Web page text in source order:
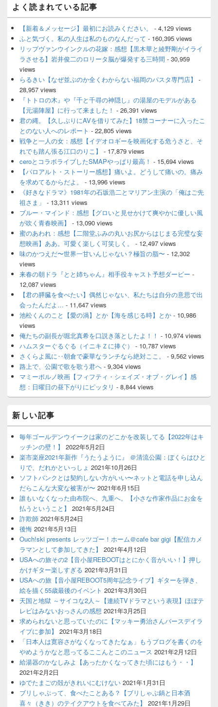
ン
サ
イ
バ
ィ
ェ
エ
ア
よく読まれている記事
【新着＆メッセージ】最初にお読みください。
- 4,129 views
ふと気づく。私の人生は私のものなんだって - 160,395 views
リップヴァンウインクルの花嫁：感想【黒木華と綾野剛がイライ
ラさせる】岩井俊二のロリータ脳が爆発する三時間 - 30,959
views
らるきい【なぜ並ぶのか全くわからない福岡のパスタ専門店】
-
28,957 views
『トトロの木』や『千と千尋の神隠し』の湯屋のモデルがある
【元湯陣屋】に行って来ました！ - 26,391 views
君の縄。【久しぶりにAVを借りてみた】18禁コーナーに入ったこ
とのない人へのレポート - 22,805 views
戦争と一人の女：感想【イデオロギーを映画化する危うさと、そ
れでも踏ん張る江口のりこ】
- 17,879 views
ceroとコラボライブしたSMAPやっぱり最高！ - 15,694 views
【パロアルト・ストーリー感想】痛いよ。どうして痛いの。痛み
を求めてるからだよ。
- 13,996 views
《好きなドラマ》1981年の石坂浩二とマリアン主演の「俺はご先
祖さま」 - 13,311 views
ブルー・マインド：感想【グロいと見せかけて爽やかに優しい風
が吹く青春映画】
- 13,090 views
蜜のあわれ：感想【二階堂ふみの丸いお尻からはじまる完璧な妄
想映画】ああ。可愛く楽しく可笑しく。
- 12,497 views
味のかつえだ〜世界一甘いんじゃない？極旨の脂〜 - 12,302
views
来春の朝ドラ『とと姉ちゃん』相手役キャスト予想ダービー -
12,087 views
【君の膵臓を食べたい】偶然じゃない、私たちは自分の意思で出
会ったんだよ… - 11,647 views
池松くんのこと【愛の渦】とか【海を感じる時】とか - 10,986
views
俺たちの副長が堀北真希を口説き落としたよ！！ - 10,974 views
ハムスターぐるぐる（イニキＺに捧ぐ）
- 10,787 views
さくらよ風に‥朝倉で豪華なランチなら絶対ここ。
- 9,562 views
路上で、公園で歌を歌う君へ - 9,304 views
マミーポルノ映画【フィフティ・シェイズ・オブ・グレイ】感
想：日曜日の昼下がりにピッタリ - 8,844 views
新しい記事
毎年ゴールデンウイークは家のどこかを改装してる【2022年はキ
ッチンの壁！】
2022年5月2日
楽市楽座2021年新作『うたうように』 ＠清流公園：ぼくらはひと
りで、だれかといっしょ 2021年10月26日
ソフトバンクとは契約しない方がいい〜ネットと電話を申し込ん
だらこんな大変な被害が〜 2021年6月15日
誰もいなくなった由布院へ、九重へ。【小さな作家作品にお金を
払うということ】
2021年5月24日
詐欺師 2021年5月24日
後悔 2021年5月13日
Ouch!ski presents レッツゴー！ホーム＠cafe bar gigi【配信カメ
ラマンとして参加してきた】
2021年4月12日
USAへの旅その2【音小屋REBOOTはとにかく音がいい！】押し
かけギター楽しすぎる 2021年3月31日
USAへの旅【音小屋REBOOT5周年記念ライブ】ギターを弾き、
絵を描く55歳最後のイベント 2021年3月30日
天国と地獄 ～サイコな2人～【連続TVドラマという表現】ほぼテ
レビはみないおっさんの感想 2021年3月25日
求められないと思っていたのに【マッキー勇治さんバースデイラ
イブに参加】
2021年3月18日
「日本人は寛容さがなくなってきたなぁ」もうブログを書くのを
やめようかなと思ってるここんとこのニュース 2021年2月12日
給湯器のかなしみよ【あったかくなってきた頃にはもう・・】
2021年2月2日
ゆでたまごの殻がきれいにむけない 2021年1月31日
ブリしゃぶって、食べたことある？【ブリしゃぶ鍋と日本酒
喜々（きき）のテイクアウトを食べてみた】
2021年1月29日